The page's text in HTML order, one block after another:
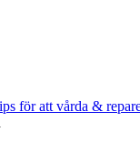
för att vårda &